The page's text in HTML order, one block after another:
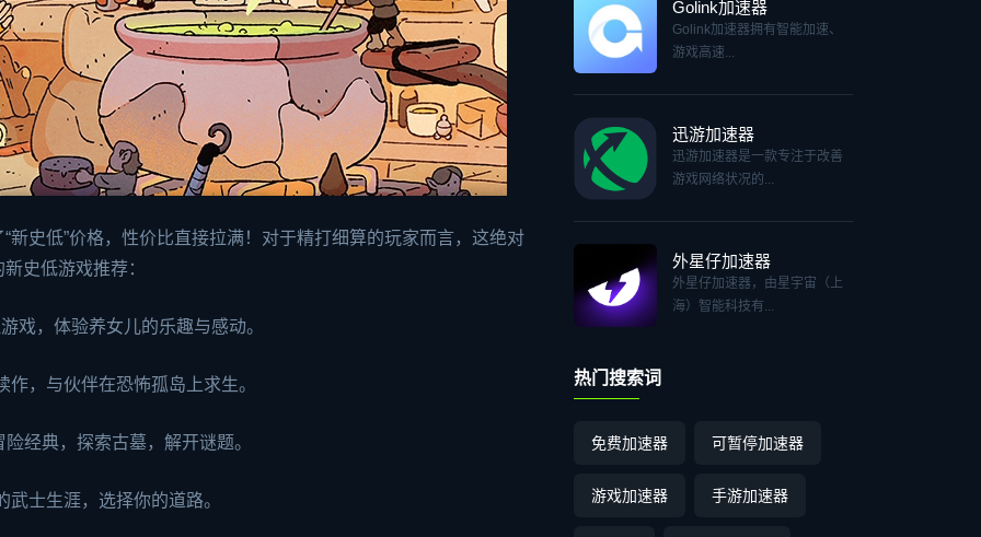
史低”价格，性价比直接拉满！对于精打细算的玩家而言，这绝对
史低游戏推荐：
戏，体验养女儿的乐趣与感动。
，与伙伴在恐怖孤岛上求生。
经典，探索古墓，解开谜题。
士生涯，选择你的道路。
Golink加速器
Golink加速器拥有智能加速、
游戏高速...
迅游加速器
迅游加速器是一款专注于改善
游戏网络状况的...
外星仔加速器
外星仔加速器，由星宇宙（上
海）智能科技有...
热门搜索词
免费加速器 可暂停加速器
游戏加速器 手游加速器